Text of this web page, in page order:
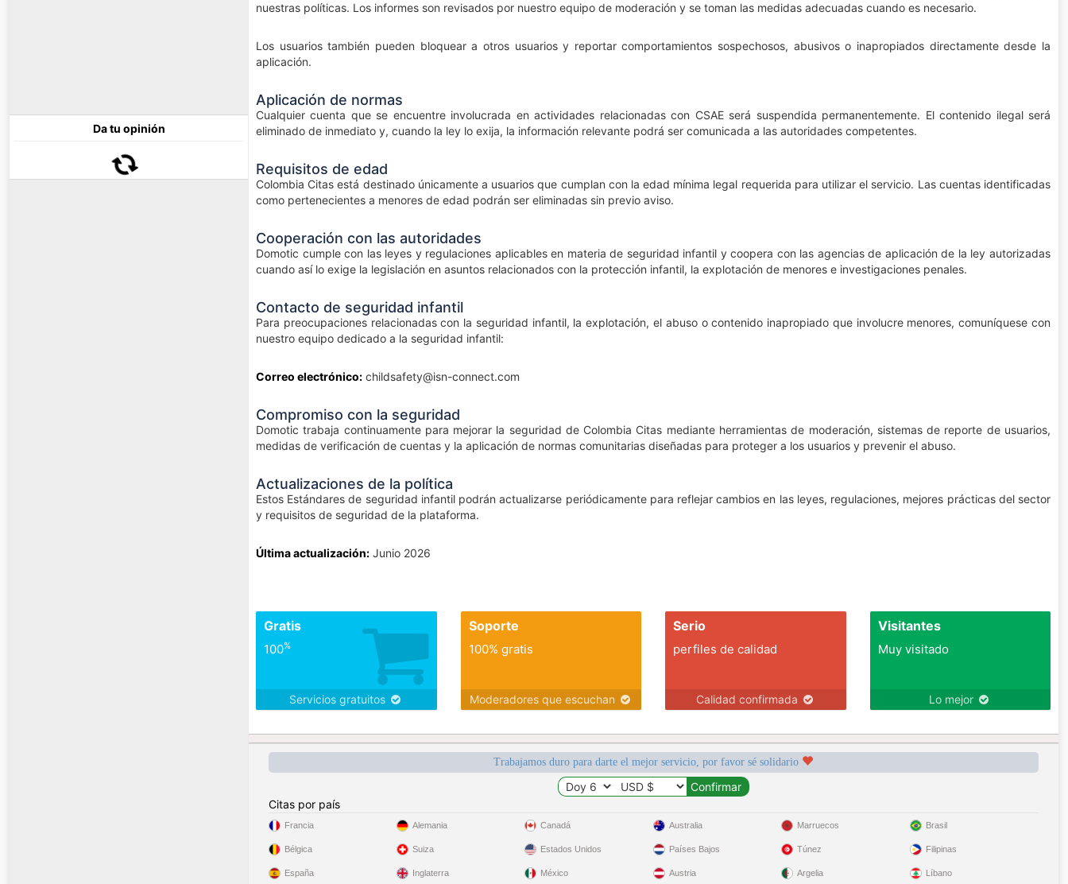
Da tu opinión
nuestras políticas. Los informes son revisados por nuestro equipo de moderación y se toman las medidas adecuadas cuando es necesario.
Los usuarios también pueden bloquear a otros usuarios y reportar comportamientos sospechosos, abusivos o inapropiados directamente desde la
aplicación.
Aplicación de normas
Cualquier cuenta que se encuentre involucrada en actividades relacionadas con CSAE será suspendida permanentemente. El contenido ilegal será
eliminado de inmediato y, cuando la ley lo exija, la información relevante podrá ser comunicada a las autoridades competentes.
Requisitos de edad
Colombia Citas está destinado únicamente a usuarios que cumplan con la edad mínima legal requerida para utilizar el servicio. Las cuentas identificadas
como pertenecientes a menores de edad podrán ser eliminadas sin previo aviso.
Cooperación con las autoridades
Domotic cumple con las leyes y regulaciones aplicables en materia de seguridad infantil y coopera con las agencias de aplicación de la ley autorizadas
cuando así lo exige la legislación en asuntos relacionados con la protección infantil, la explotación de menores e investigaciones penales.
Contacto de seguridad infantil
Para preocupaciones relacionadas con la seguridad infantil, la explotación, el abuso o contenido inapropiado que involucre menores, comuníquese con
nuestro equipo dedicado a la seguridad infantil:
Correo electrónico: childsafety@isn-connect.com
Compromiso con la seguridad
Domotic trabaja continuamente para mejorar la seguridad de Colombia Citas mediante herramientas de moderación, sistemas de reporte de usuarios,
medidas de verificación de cuentas y la aplicación de normas comunitarias diseñadas para proteger a los usuarios y prevenir el abuso.
Actualizaciones de la política
Estos Estándares de seguridad infantil podrán actualizarse periódicamente para reflejar cambios en las leyes, regulaciones, mejores prácticas del sector
y requisitos de seguridad de la plataforma.
Última actualización: Junio 2026
Gratis
100%
Servicios gratuitos
Soporte
100% gratis
Moderadores que escuchan
Serio
perfiles de calidad
Calidad confirmada
Visitantes
Muy visitado
Lo mejor
Trabajamos duro para darte el mejor servicio, por favor sé solidario
Citas por país
Francia
Bélgica
España
Alemania
Suiza
Inglaterra
Canadá
Estados Unidos
México
Australia
Países Bajos
Austria
Marruecos
Túnez
Argelia
Brasil
Filipinas
Líbano